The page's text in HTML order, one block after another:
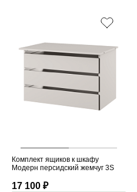
Комплект ящиков к шкафу
Модерн персидский жемчуг 3S
17 100 ₽